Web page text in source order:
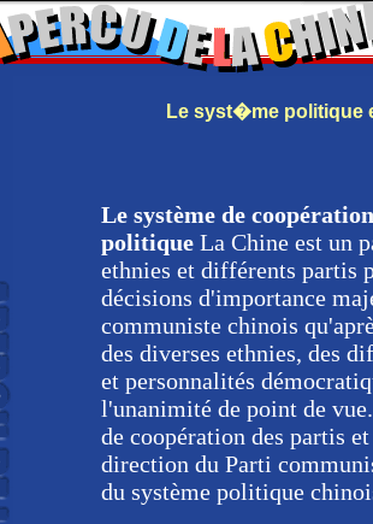
Le syst�me politique
Le système de
politique La Chine est un
ethnies et différents partis
décisions d'importance
communiste chinois
des diverses ethnies, des
et personnalités
l'unanimité de point de
de coopération des partis
direction du Parti
du système politique